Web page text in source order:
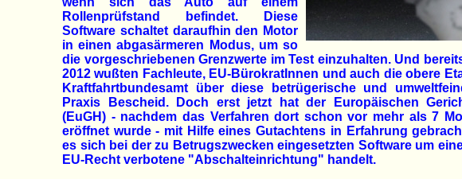
Rollenprüfstand befindet. Diese
Software schaltet daraufhin den Motor
in einen abgasärmeren Modus, um so
die vorgeschriebenen Grenzwerte im Test einzuhalten. Und
2012 wußten Fachleute, EU-BürokratInnen und auch die obere
Kraftfahrtbundesamt über diese betrügerische und
Praxis Bescheid. Doch erst jetzt hat der Europäischen
(EuGH) - nachdem das Verfahren dort schon vor mehr als 7
eröffnet wurde - mit Hilfe eines Gutachtens in Erfahrung
es sich bei der zu Betrugszwecken eingesetzten Software um
EU-Recht verbotene "Abschalteinrichtung" handelt.